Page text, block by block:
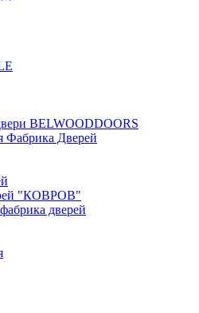
BELWOODDOORS
Фабрика Дверей
"КОВРОВ"
дверей